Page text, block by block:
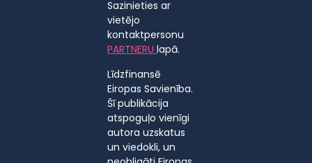
Sazinieties ar
vietējo
kontaktpersonu
PARTNERUlapā.
Līdzfinansē
Eiropas Savienība.
Šī publikācija
atspoguļo vienīgi
autora uzskatus
un viedokli, un